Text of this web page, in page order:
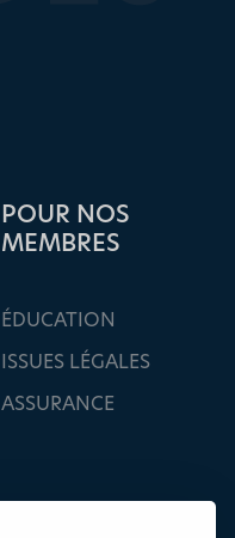
POUR NOS
MEMBRES
ÉDUCATION
ISSUES LÉGALES
ASSURANCE